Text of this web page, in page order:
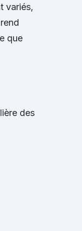
variés,
que
des